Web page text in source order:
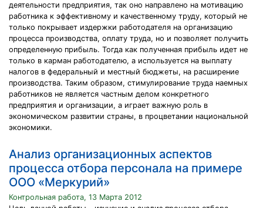
деятельности предприятия, так оно направлено на мотивацию
работника к эффективному и качественному труду, который не
только покрывает издержки работодателя на организацию
процесса производства, оплату труда, но и позволяет получить
определенную прибыль. Тогда как полученная прибыль идет не
только в карман работодателю, а используется на выплату
налогов в федеральный и местный бюджеты, на расширение
производства. Таким образом, стимулирование труда наемных
работников не является частным делом конкретного
предприятия и организации, а играет важную роль в
экономическом развитии страны, в процветании национальной
экономики.
Анализ организационных аспектов
процесса отбора персонала на примере
ООО «Меркурий»
Контрольная работа, 13 Марта 2012